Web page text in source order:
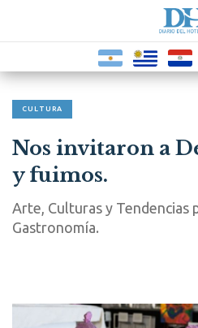
CULTURA
Nos invitaron a
y fuimos.
Arte, Culturas y Tendencias
Gastronomía.